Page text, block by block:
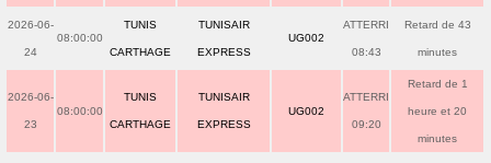
2026-06-
24
08:00:00
TUNIS
CARTHAGE
TUNISAIR
EXPRESS
UG002
ATTERRI
08:43
Retard de 43
minutes
2026-06-
23
08:00:00
TUNIS
CARTHAGE
TUNISAIR
EXPRESS
UG002
ATTERRI
09:20
Retard de 1
heure et 20
minutes